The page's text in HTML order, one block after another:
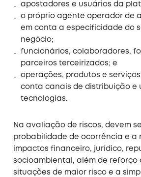
apostadores e usuários da
o próprio agente operador de
em conta a especificidade do
negócio;
funcionários, colaboradores,
parceiros terceirizados; e
operações, produtos e
conta canais de distribuição e
tecnologias.
Na avaliação de riscos, devem
probabilidade de ocorrência e a
impactos financeiro, jurídico,
socioambiental, além de reforço
situações de maior risco e a